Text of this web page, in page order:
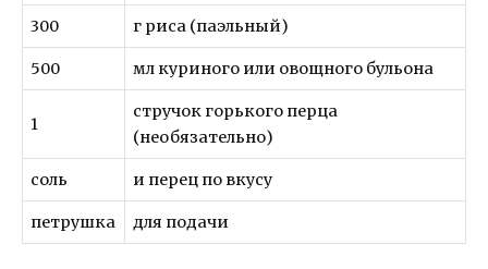
300 г риса (паэльный)
500 мл куриного или овощного бульона
1
стручок горького перца
(необязательно)
соль и перец по вкусу
петрушка для подачи